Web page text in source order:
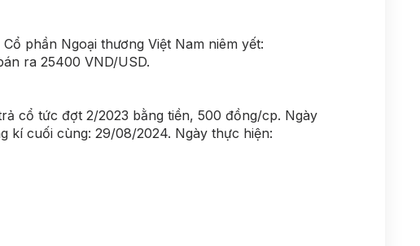
phần Ngoại thương Việt Nam niêm yết:
ra 25400 VND/USD.
cổ tức đợt 2/2023 bằng tiền, 500 đồng/cp. Ngày
kí cuối cùng: 29/08/2024. Ngày thực hiện: